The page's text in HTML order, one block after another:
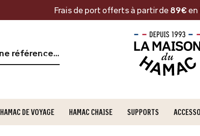
Frais de port offerts à partir de 89€en
HAMAC DE VOYAGE HAMAC CHAISE SUPPORTS